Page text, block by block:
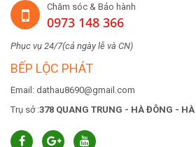
Chăm sóc & Bảo hành
0973 148 366
Phục vụ 24/7(cả ngày lễ và CN)
BẾP LỘC PHÁT
Email: dathau8690@gmail.com
Trụ sở :378 QUANG TRUNG - HÀ ĐÔNG - HÀ